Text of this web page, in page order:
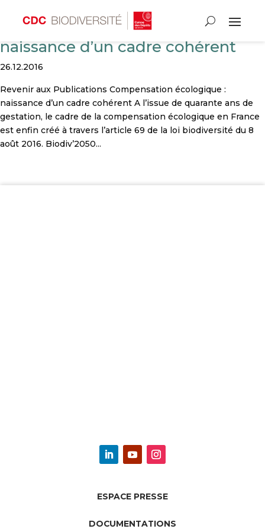
Compensation écologique :
naissance d’un cadre cohérent
26.12.2016
Revenir aux Publications Compensation écologique :
naissance d’un cadre cohérent A l’issue de quarante ans de
gestation, le cadre de la compensation écologique en France
est enfin créé à travers l’article 69 de la loi biodiversité du 8
août 2016. Biodiv’2050...
ESPACE PRESSE
DOCUMENTATIONS